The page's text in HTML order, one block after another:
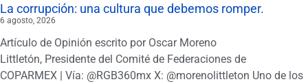
La corrupción: una cultura que debemos romper.
6 agosto, 2026
Artículo de Opinión escrito por Oscar Moreno
Littletón, Presidente del Comité de Federaciones de
COPARMEX | Vía: @RGB360mx X: @morenolittleton Uno de los